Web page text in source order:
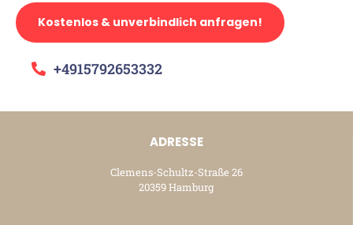
Kostenlos & unverbindlich anfragen!
+4915792653332
ADRESSE
Clemens-Schultz-Straße 26
20359 Hamburg